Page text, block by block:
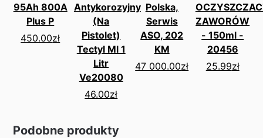
95Ah 800A
Plus P
450.00zł
Antykorozyjny
(Na
Pistolet)
Tectyl Ml 1
Litr
Ve20080
46.00zł
Polska,
Serwis
ASO, 202
KM
47 000.00zł
ZAWORÓW
- 150ml -
20456
25.99zł
Podobne produkty